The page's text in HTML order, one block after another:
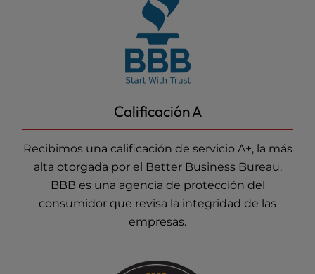
Calificación A
Recibimos una calificación de servicio A+, la más
alta otorgada por el Better Business Bureau.
BBB es una agencia de protección del
consumidor que revisa la integridad de las
empresas.